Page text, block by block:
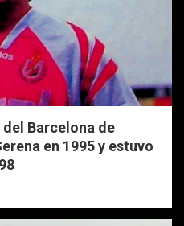
Barcelona de
en 1995 y estuvo